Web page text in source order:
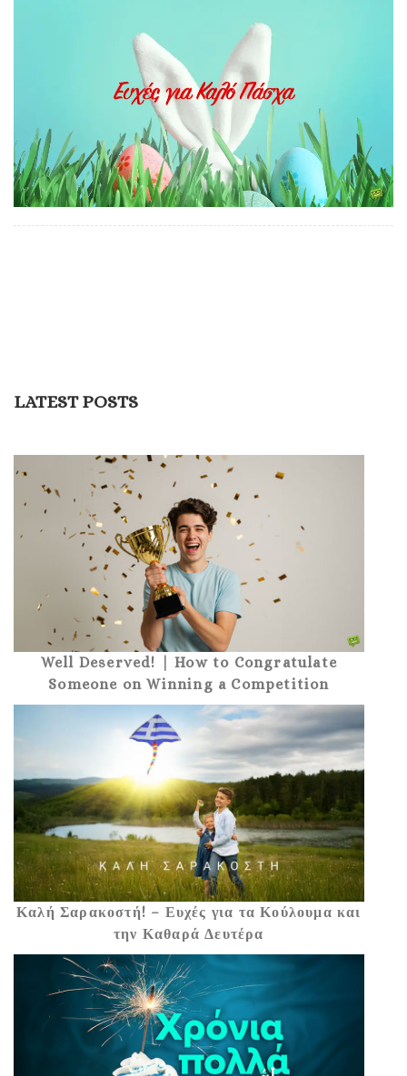
LATEST POSTS
Well Deserved! | How to Congratulate
Someone on Winning a Competition
Καλή Σαρακοστή! – Ευχές για τα Κούλουμα και
την Καθαρά Δευτέρα